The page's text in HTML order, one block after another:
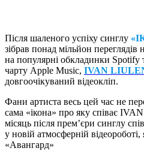
Після шаленого успіху синглу
зібрав понад мільйон
на популярні обкладинки Spotify
чарту Apple Music, IVAN
довгоочікуваний відеокліп.
Фани артиста весь цей час не
сама «ікона» про яку співає
місяць після прем’єри синглу
у новій атмосферній
«Авангард»